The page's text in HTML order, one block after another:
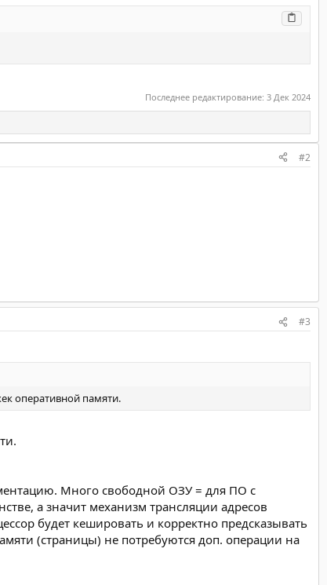
Последнее редактирование: 3 Дек 2024
#2
#3
оперативной памяти.
Много свободной ОЗУ = для ПО с
а значит механизм трансляции адресов
будет кешировать и корректно предсказывать
(страницы) не потребуются доп. операции на